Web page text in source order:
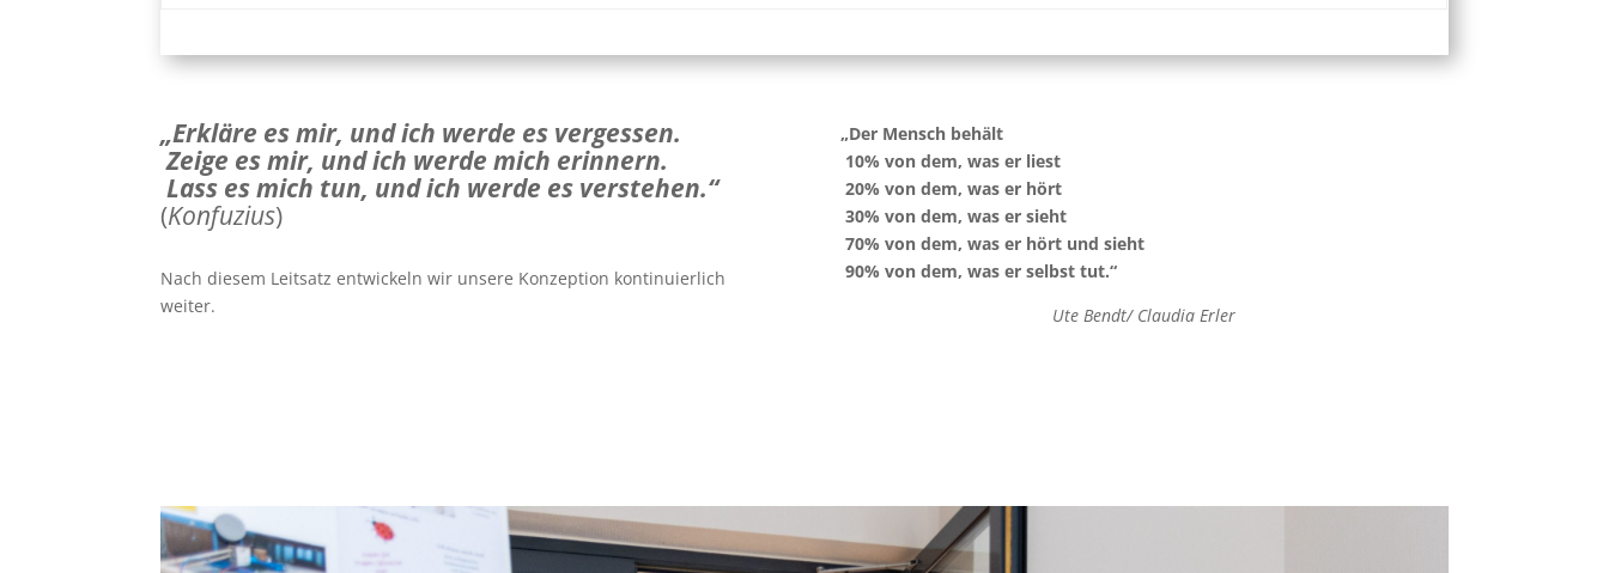
„Erkläre es mir, und ich werde es vergessen.
Zeige es mir, und ich werde mich erinnern.
Lass es mich tun, und ich werde es verstehen.“
(Konfuzius)
Nach diesem Leitsatz entwickeln wir unsere Konzeption kontinuierlich
weiter.
„Der Mensch behält
10% von dem, was er liest
20% von dem, was er hört
30% von dem, was er sieht
70% von dem, was er hört und sieht
90% von dem, was er selbst tut.“
Ute Bendt/ Claudia Erler